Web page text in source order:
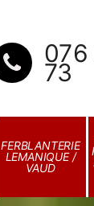
73
FERBLANTERIE
LEMANIQUE /
VAUD